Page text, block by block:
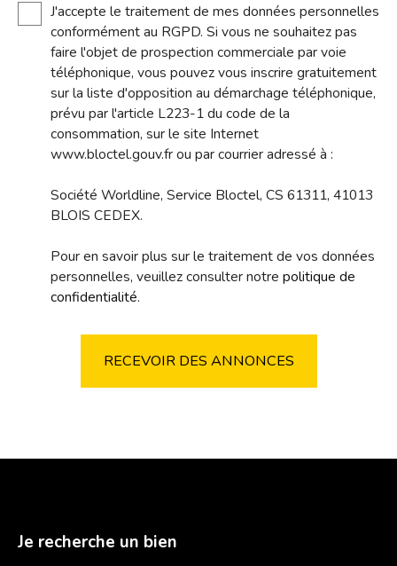
J'accepte le traitement de mes données personnelles
conformément au RGPD. Si vous ne souhaitez pas
faire l'objet de prospection commerciale par voie
téléphonique, vous pouvez vous inscrire gratuitement
sur la liste d'opposition au démarchage téléphonique,
prévu par l'article L223-1 du code de la
consommation, sur le site Internet
www.bloctel.gouv.fr ou par courrier adressé à :
Société Worldline, Service Bloctel, CS 61311, 41013
BLOIS CEDEX.
Pour en savoir plus sur le traitement de vos données
personnelles, veuillez consulter notre politique de
confidentialité.
RECEVOIR DES ANNONCES
Je recherche un bien